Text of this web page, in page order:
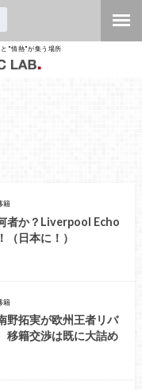
と"情熱"が集う場所
籍
者か？Liverpool Echo
（日本に！）
籍
野拓実が欧州王者リバ
移籍交渉は既に大詰め